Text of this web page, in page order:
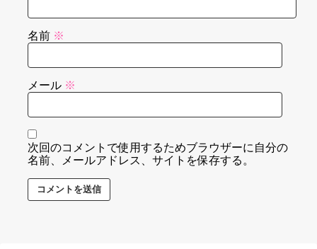
名前 ※
メール ※
次回のコメントで使用するためブラウザーに自分の
名前、メールアドレス、サイトを保存する。